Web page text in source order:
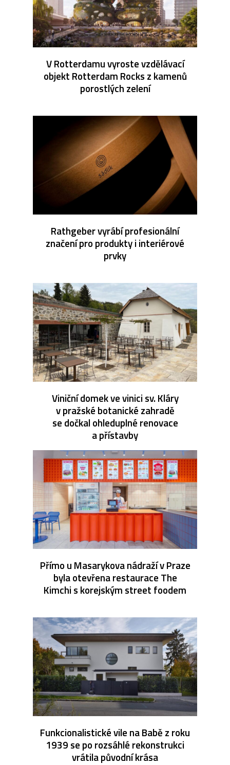
V Rotterdamu vyroste vzdělávací
objekt Rotterdam Rocks z kamenů
porostlých zelení
Rathgeber vyrábí profesionální
značení pro produkty i interiérové
prvky
Viniční domek ve vinici sv. Kláry
v pražské botanické zahradě
se dočkal ohleduplné renovace
a přístavby
Přímo u Masarykova nádraží v Praze
byla otevřena restaurace The
Kimchi s korejským street foodem
Funkcionalistické vile na Babě z roku
1939 se po rozsáhlé rekonstrukci
vrátila původní krása